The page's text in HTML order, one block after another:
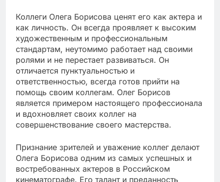
Коллеги Олега Борисова ценят его как актера и
как личность. Он всегда проявляет к высоким
художественным и профессиональным
стандартам, неутомимо работает над своими
ролями и не перестает развиваться. Он
отличается пунктуальностью и
ответственностью, всегда готов прийти на
помощь своим коллегам. Олег Борисов
является примером настоящего профессионала
и вдохновляет своих коллег на
совершенствование своего мастерства.
Признание зрителей и уважение коллег делают
Олега Борисова одним из самых успешных и
востребованных актеров в Российском
кинематографе. Его талант и преданность